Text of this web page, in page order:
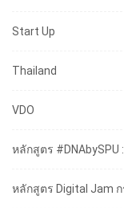
Start Up
Thailand
VDO
หลักสูตร #DNAbySPU
หลักสูตร Digital Jam